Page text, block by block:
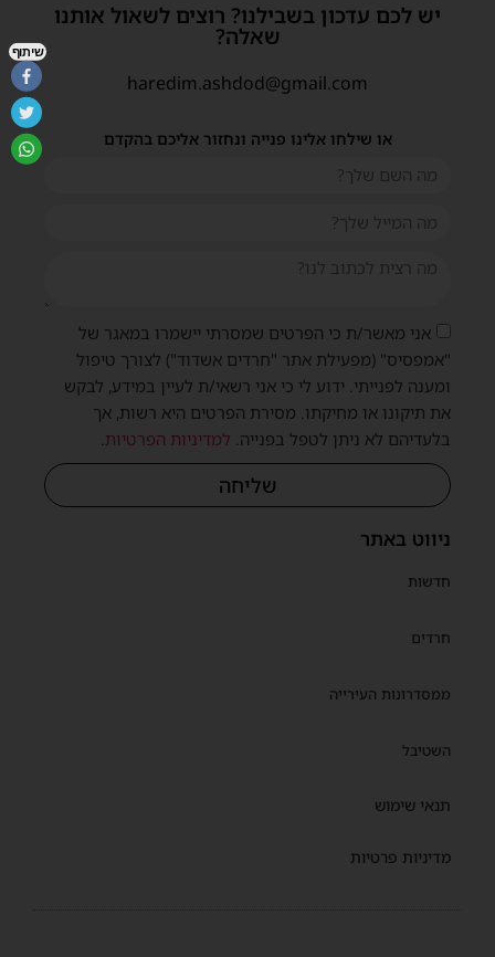
ניווט באתר
חדשות
חרדים
ממסדרונות העירייה
השטיבל
תנאי שימוש
מדיניות פרטיות
יש לכם עדכון בשבילנו? רוצים לשאול אותנו
שאלה?
haredim.ashdod@gmail.com
או שילחו אלינו פנייה ונחזור אליכם בהקדם
אני מאשר/ת כי הפרטים שמסרתי יישמרו במאגר של
"אמפסיס" (מפעילת אתר "חרדים אשדוד") לצורך טיפול
ומענה לפנייתי. ידוע לי כי אני רשאי/ת לעיין במידע, לבקש
את תיקונו או מחיקתו. מסירת הפרטים היא רשות, אך
בלעדיהם לא ניתן לטפל בפנייה. למדיניות הפרטיות
שליחה
שיתוף